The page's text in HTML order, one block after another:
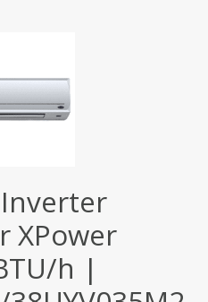
Inverter
XPower
h |